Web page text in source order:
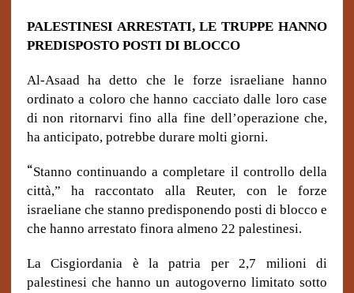
PALESTINESI ARRESTATI, LE TRUPPE HANNO
PREDISPOSTO POSTI DI BLOCCO
Al-Asaad ha detto che le forze israeliane hanno
ordinato a coloro che hanno cacciato dalle loro case
di non ritornarvi fino alla fine dell’operazione che,
ha anticipato, potrebbe durare molti giorni.
“Stanno continuando a completare il controllo della
città,” ha raccontato alla Reuter, con le forze
israeliane che stanno predisponendo posti di blocco e
che hanno arrestato finora almeno 22 palestinesi.
La Cisgiordania è la patria per 2,7 milioni di
palestinesi che hanno un autogoverno limitato sotto